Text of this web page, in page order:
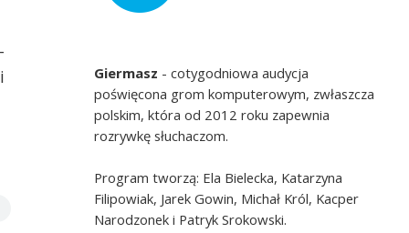
Giermasz - cotygodniowa audycja
poświęcona grom komputerowym, zwłaszcza
polskim, która od 2012 roku zapewnia
rozrywkę słuchaczom.
Program tworzą: Ela Bielecka, Katarzyna
Filipowiak, Jarek Gowin, Michał Król, Kacper
Narodzonek i Patryk Srokowski.